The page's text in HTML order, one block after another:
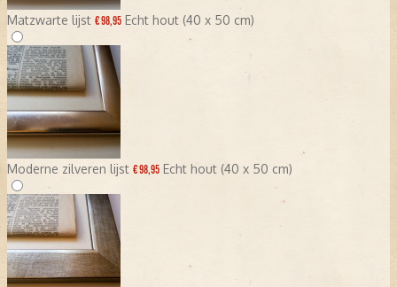
Matzwarte lijst € 98,95 Echt hout (40 x 50 cm)
Moderne zilveren lijst € 98,95 Echt hout (40 x 50 cm)